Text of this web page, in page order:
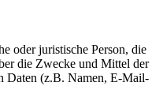
oder juristische Person, die
die Zwecke und Mittel der
Daten (z.B. Namen, E-Mail-